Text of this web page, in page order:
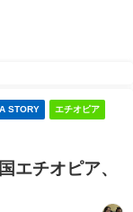
STORY エチオピア
エチオピア、